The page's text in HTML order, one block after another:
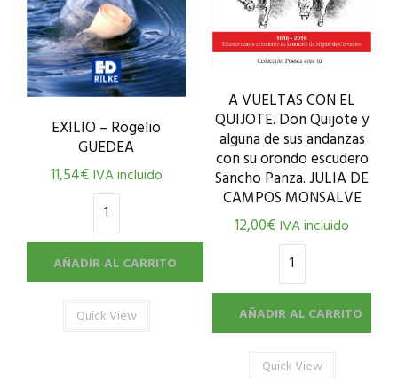
EXILIO – Rogelio
GUEDEA
11,54€ IVA incluido
AÑADIR AL CARRITO
Quick View
A VUELTAS CON EL
QUIJOTE. Don Quijote y
alguna de sus andanzas
con su orondo escudero
Sancho Panza. JULIA DE
CAMPOS MONSALVE
12,00€IVA incluido
AÑADIR AL CARRITO
Quick View